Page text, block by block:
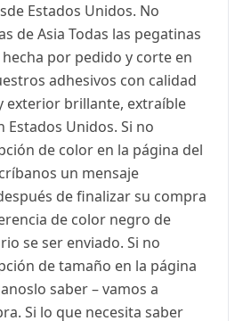
Estados Unidos. No
de Asia Todas las pegatinas
por pedido y corte en
adhesivos con calidad
exterior brillante, extraíble
Unidos. Si no
de color en la página del
un mensaje
de finalizar su compra
de color negro de
se ser enviado. Si no
de tamaño en la página
saber – vamos a
Si lo que necesita saber